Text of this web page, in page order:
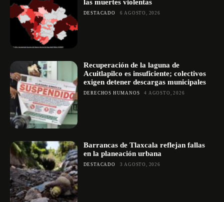
las muertes violentas
DESTACADO 6 AGOSTO, 2026
Recuperación de la laguna de
Acuitlapilco es insuficiente; colectivos
exigen detener descargas municipales
DERECHOS HUMANOS 4 AGOSTO, 2026
Barrancas de Tlaxcala reflejan fallas
en la planeación urbana
DESTACADO 3 AGOSTO, 2026